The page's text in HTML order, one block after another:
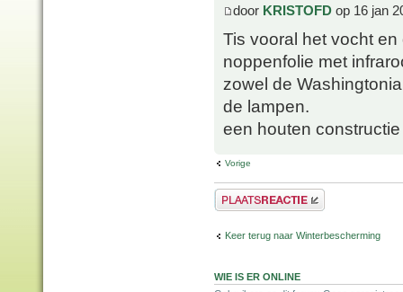
door KRISTOFD op 16 jan
Tis vooral het vocht
noppenfolie met
zowel de
de lampen.
een houten
Vorige
Plaats een reactie
Keer terug naar Winterbescherming
WIE IS ER ONLINE